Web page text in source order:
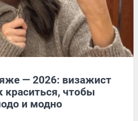
— 2026: визажист
краситься, чтобы
и модно